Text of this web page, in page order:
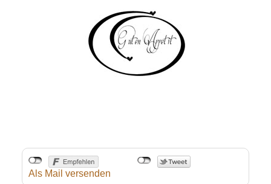
Als Mail versenden